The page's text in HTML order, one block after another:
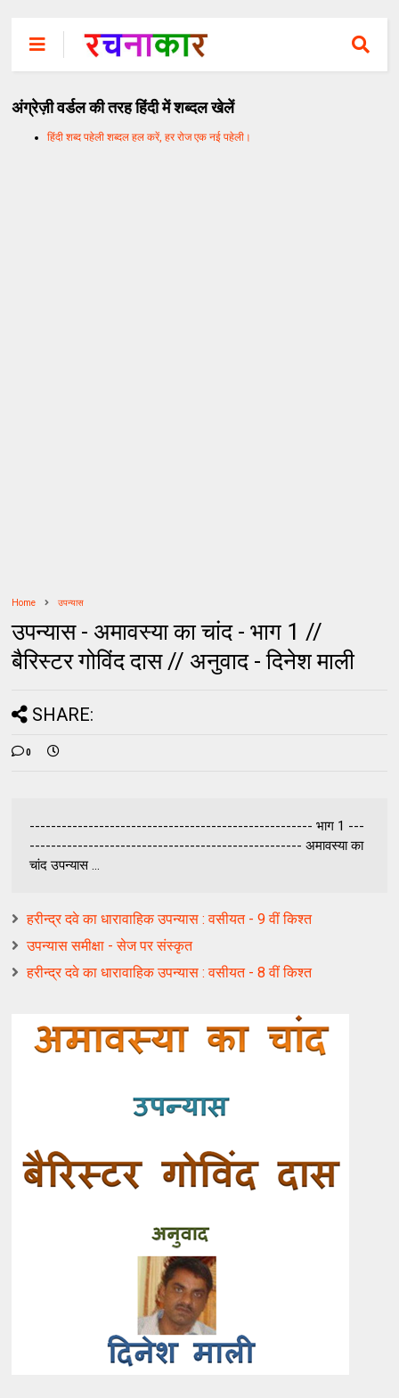
अंग्रेज़ी वर्डल की तरह हिंदी में शब्दल खेलें
हिंदी शब्द पहेली शब्दल हल करें, हर रोज एक नई पहेली।
Home उपन्यास
उपन्यास - अमावस्या का चांद - भाग 1 //
बैरिस्टर गोविंद दास // अनुवाद - दिनेश माली
SHARE:
0
----------------------------------------------------- भाग 1 ---
--------------------------------------------------- अमावस्या का
चांद उपन्यास ...
हरीन्द्र दवे का धारावाहिक उपन्यास : वसीयत - 9 वीं किश्त
उपन्यास समीक्षा - सेज पर संस्कृत
हरीन्द्र दवे का धारावाहिक उपन्यास : वसीयत - 8 वीं किश्त